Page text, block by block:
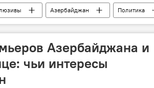
Азербайджан
Политика
региональная платформа "3+3"
Арзу
Азербайджана и
чьи интересы